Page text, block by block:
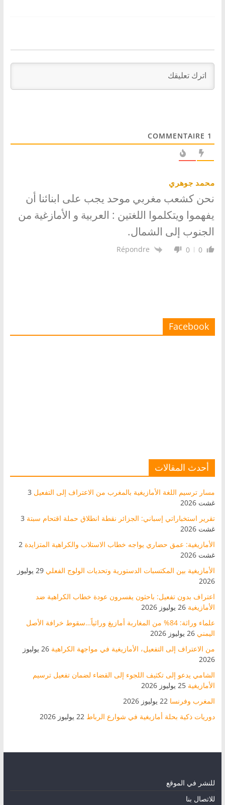
1
محمد جوهري
نحن كشعب مغربي موحد يجب على ابنائنا أن
يفهموا ويتكلموا اللغتين : العربية و الأمازغية من
الجنوب إلى الشمال.
0
0
Répondre
Facebook
أحدث المقالات
مسار ترسيم اللغة الأمازيغية بالمغرب من الاعتراف إلى التفعيل 3
غشت 2026
تقرير استخباراتي إسباني: الجزائر نقطة انطلاق حملة اقتحام سبتة 3
غشت 2026
الأمازيغية: عمق حضاري يواجه خطاب الاستلاب والكراهية المتزايدة 2
غشت 2026
الأمازيغية بين المكتسبات الدستورية وتحديات الولوج الفعلي
29 يوليوز
2026
اعتراف بدون تفعيل: باحثون يفسرون عودة خطاب الكراهية ضد
الأمازيغية 26 يوليوز 2026
علماء وراثة: 84% من المغاربة أمازيغ وراثياً…سقوط خرافة الأصل
اليمني 26 يوليوز 2026
من الاعتراف إلى التفعيل، الأمازيغية في مواجهة الكراهية
26 يوليوز
2026
الشامي يدعو إلى تكثيف اللجوء إلى القضاء لضمان تفعيل ترسيم
الأمازيغية 25 يوليوز 2026
المغرب وفرنسا 22 يوليوز 2026
دوريات ذكية بحلة أمازيغية في شوارع الرباط 22 يوليوز 2026
للنشر في الموقع
للاتصال بنا